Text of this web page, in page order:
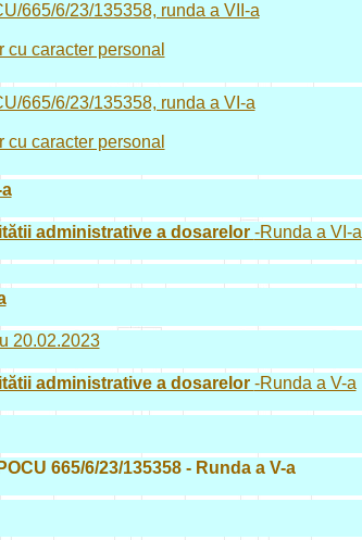
665/6/23/135358, runda a VII-a
caracter personal
665/6/23/135358, runda a VI-a
caracter personal
administrative a dosarelor -Runda a VI-a
20.02.2023
administrative a dosarelor -Runda a V-a
665/6/23/135358 - Runda a V-a